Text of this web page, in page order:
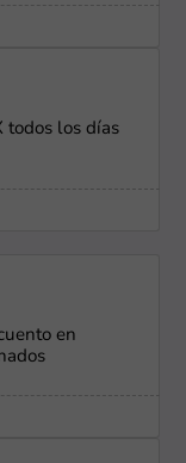
todos los días
en